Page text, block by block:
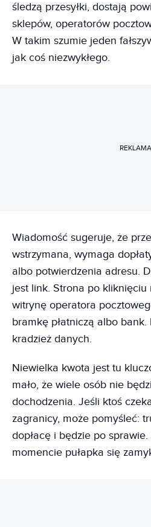
śledzą przesyłki, dostają
sklepów, operatorów
W takim szumie jeden
jak coś niezwykłego.
REKLAMA
Wiadomość sugeruje, że
wstrzymana, wymaga
albo potwierdzenia adresu.
jest link. Strona po
witrynę operatora
bramkę płatniczą albo
kradzież danych.
Niewielka kwota jest tu
mało, że wiele osób nie
dochodzenia. Jeśli ktoś
zagranicy, może pomyśleć:
dopłacę i będzie po sprawie.
momencie pułapka się